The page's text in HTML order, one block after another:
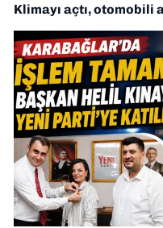
Klimayı açtı, otomobili